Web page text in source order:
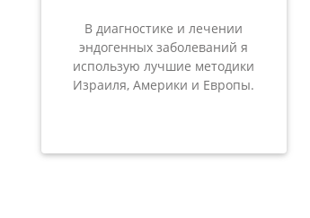
В диагностике и лечении
эндогенных заболеваний я
использую лучшие методики
Израиля, Америки и Европы.